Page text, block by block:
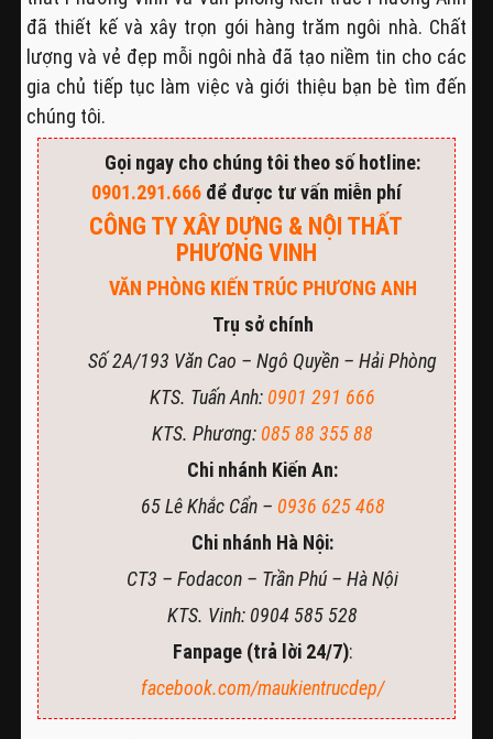
đã thiết kế và xây trọn gói hàng trăm ngôi nhà. Chất
lượng và vẻ đẹp mỗi ngôi nhà đã tạo niềm tin cho các
gia chủ tiếp tục làm việc và giới thiệu bạn bè tìm đến
chúng tôi.
Gọi ngay cho chúng tôi theo số hotline:
0901.291.666để được tư vấn miễn phí
CÔNG TY XÂY DỰNG & NỘI THẤT
PHƯƠNG VINH
VĂN PHÒNG KIẾN TRÚC PHƯƠNG ANH
Trụ sở chính
Số 2A/193 Văn Cao – Ngô Quyền – Hải Phòng
KTS. Tuấn Anh: 0901 291 666
KTS. Phương: 085 88 355 88
Chi nhánh Kiến An:
65 Lê Khắc Cẩn – 0936 625 468
Chi nhánh Hà Nội:
CT3 – Fodacon – Trần Phú – Hà Nội
KTS. Vinh: 0904 585 528
Fanpage (trả lời 24/7):
facebook.com/maukientrucdep/